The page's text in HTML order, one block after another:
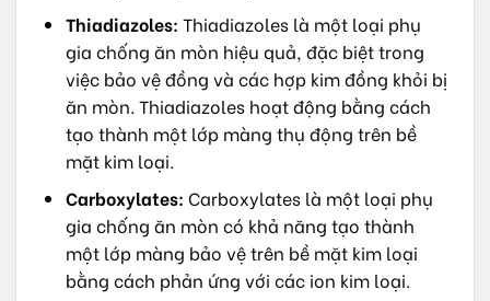
Thiadiazoles: Thiadiazoles là một loại phụ
gia chống ăn mòn hiệu quả, đặc biệt trong
việc bảo vệ đồng và các hợp kim đồng khỏi bị
ăn mòn. Thiadiazoles hoạt động bằng cách
tạo thành một lớp màng thụ động trên bề
mặt kim loại.
Carboxylates: Carboxylates là một loại phụ
gia chống ăn mòn có khả năng tạo thành
một lớp màng bảo vệ trên bề mặt kim loại
bằng cách phản ứng với các ion kim loại.